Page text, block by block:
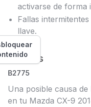
activarse de forma
Fallas
llave.
Causas
B2775
Una posible causa
en tu Mazda CX-9